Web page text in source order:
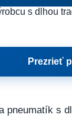
Prezrieť
pneumatík s